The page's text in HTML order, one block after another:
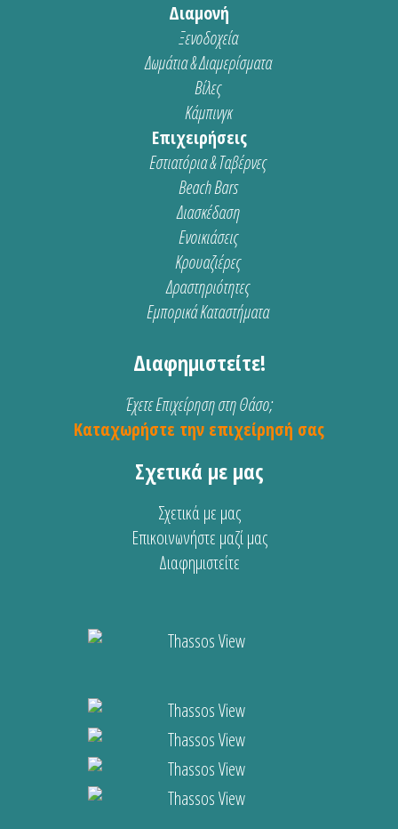
Διαμονή
Ξενοδοχεία
Δωμάτια & Διαμερίσματα
Βίλες
Κάμπινγκ
Επιχειρήσεις
Εστιατόρια & Ταβέρνες
Beach Bars
Διασκέδαση
Ενοικιάσεις
Κρουαζιέρες
Δραστηριότητες
Εμπορικά Καταστήματα
Διαφημιστείτε!
Έχετε Επιχείρηση στη Θάσο;
Καταχωρήστε την επιχείρησή σας
Σχετικά με μας
Σχετικά με μας
Επικοινωνήστε μαζί μας
Διαφημιστείτε